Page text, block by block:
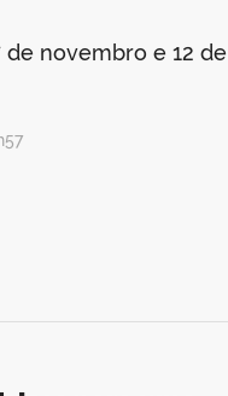
novembro e 12 de